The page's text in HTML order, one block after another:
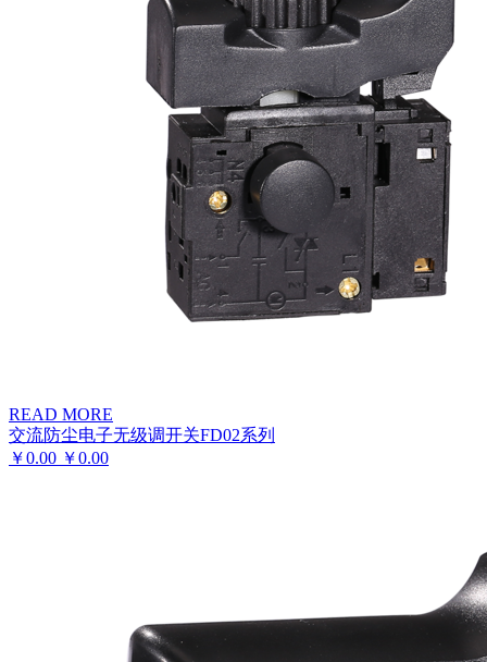
READ MORE
交流防尘电子无级调开关FD02系列
￥0.00 ￥0.00